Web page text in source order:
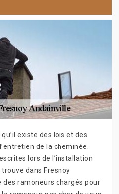
existe des lois et des
de la cheminée.
lors de l’installation
dans Fresnoy
des ramoneurs chargés pour